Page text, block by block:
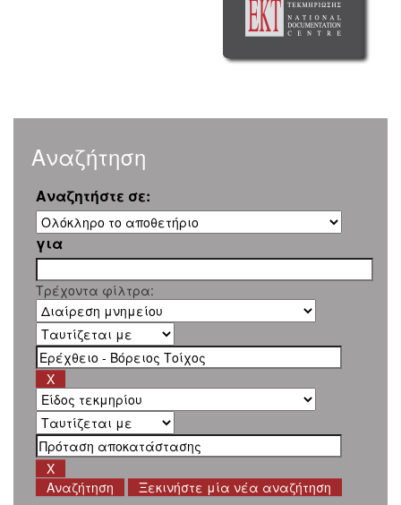
Αναζήτηση
Αναζητήστε σε:
για
Τρέχοντα φίλτρα:
Ξεκινήστε μία νέα αναζήτηση